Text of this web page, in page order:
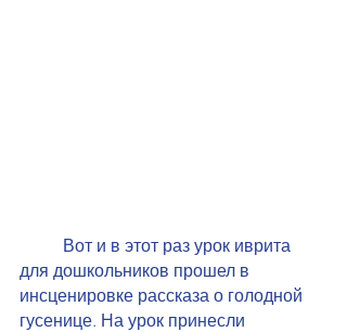
Вот и в этот раз урок иврита
для дошкольников прошел в
инсценировке рассказа о голодной
гусенице. На урок принесли